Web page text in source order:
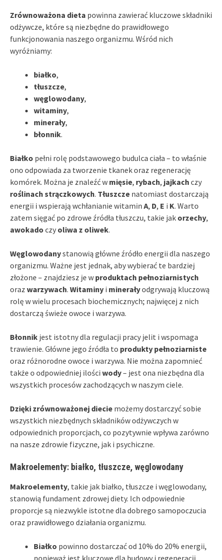
Zrównoważona dieta powinna zawierać kluczowe składniki
odżywcze, które są niezbędne do prawidłowego
funkcjonowania naszego organizmu. Wśród nich
wyróżniamy:
białko,
tłuszcze,
węglowodany,
witaminy,
minerały,
błonnik.
Białko pełni rolę podstawowego budulca ciała – to właśnie
ono odpowiada za tworzenie tkanek oraz regenerację
komórek. Można je znaleźć w mięsie, rybach, jajkach czy
roślinach strączkowych. Tłuszcze natomiast dostarczają
energii i wspierają wchłanianie witamin A, D, E i K. Warto
zatem sięgać po zdrowe źródła tłuszczu, takie jak orzechy,
awokado czy oliwa z oliwek.
Węglowodanystanowią główne źródło energii dla naszego
organizmu. Ważne jest jednak, aby wybierać te bardziej
złożone – znajdziesz je w produktach pełnoziarnistych
oraz warzywach. Witaminy i minerałyodgrywają kluczową
rolę w wielu procesach biochemicznych; najwięcej z nich
dostarczą świeże owoce i warzywa.
Błonnik jest istotny dla regulacji pracy jelit i wspomaga
trawienie. Główne jego źródła to produkty pełnoziarniste
oraz różnorodne owoce i warzywa. Nie można zapomnieć
także o odpowiedniej ilości wody– jest ona niezbędna dla
wszystkich procesów zachodzących w naszym ciele.
Dzięki zrównoważonej diecie możemy dostarczyć sobie
wszystkich niezbędnych składników odżywczych w
odpowiednich proporcjach, co pozytywnie wpływa zarówno
na nasze zdrowie fizyczne, jak i psychiczne.
Makroelementy: białko, tłuszcze, węglowodany
Makroelementy, takie jak białko, tłuszcze i węglowodany,
stanowią fundament zdrowej diety. Ich odpowiednie
proporcje są niezwykle istotne dla dobrego samopoczucia
oraz prawidłowego działania organizmu.
Białko powinno dostarczać od 10% do 20% energii,
ponieważ jest kluczowe dla budowy i regeneracji